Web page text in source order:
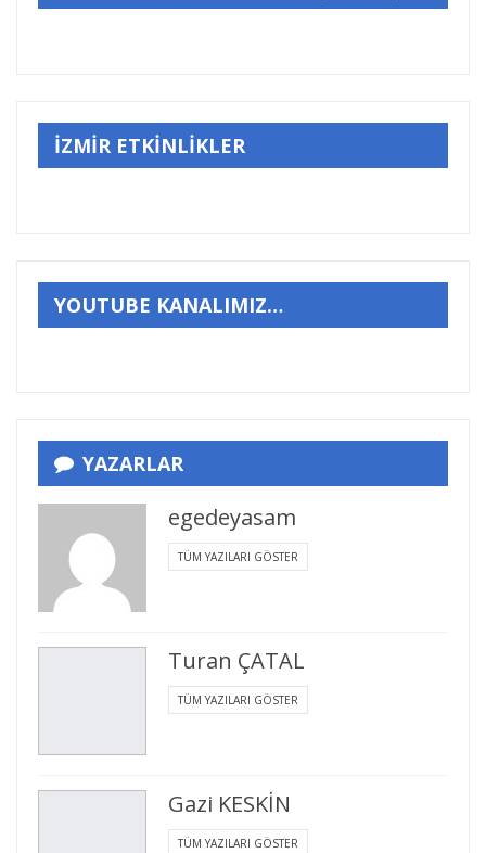
İZMİR ETKİNLİKLER
YOUTUBE KANALIMIZ…
YAZARLAR
egedeyasam
TÜM YAZILARI GÖSTER
Turan ÇATAL
TÜM YAZILARI GÖSTER
Gazi KESKİN
TÜM YAZILARI GÖSTER